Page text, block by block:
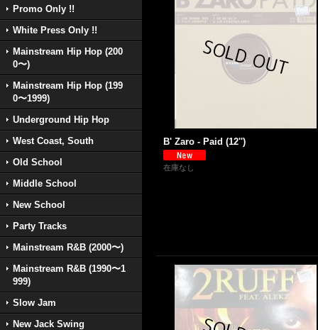
Promo Only !!
White Press Only !!
Mainstream Hip Hop (200
0〜)
Mainstream Hip Hop (199
0〜1999)
Underground Hip Hop
West Coast, South
Old School
Middle School
New School
Party Tracks
Mainstream R&B (2000〜)
Mainstream R&B (1990〜1
999)
Slow Jam
New Jack Swing
B' Zaro - Paid (12'')
在庫なし